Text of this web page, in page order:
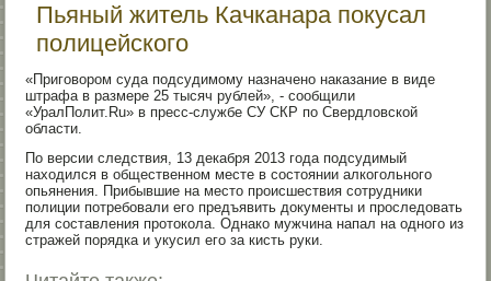
Пьяный житель Качканара покусал
полицейского
«Приговором суда подсудимому назначено наказание в виде
штрафа в размере 25 тысяч рублей», - сообщили
«УралПолит.Ru» в пресс-службе СУ СКР по Свердловской
области.
По версии следствия, 13 декабря 2013 года подсудимый
находился в общественном месте в состоянии алкогольного
опьянения. Прибывшие на место происшествия сотрудники
полиции потребовали его предъявить документы и проследовать
для составления протокола. Однако мужчина напал на одного из
стражей порядка и укусил его за кисть руки.